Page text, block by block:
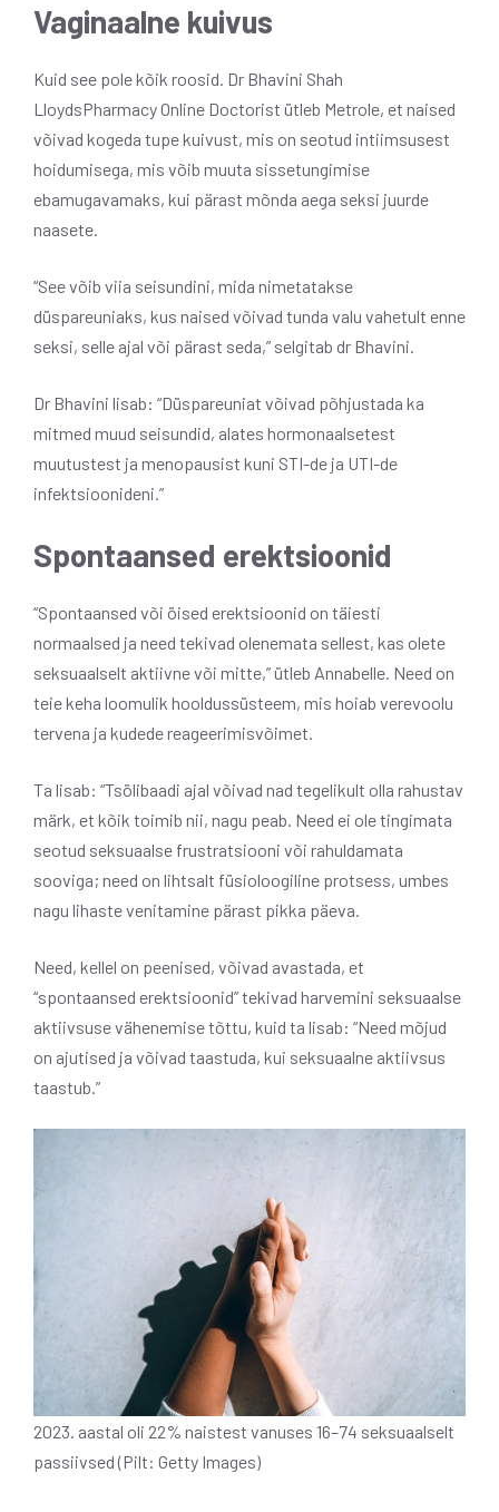
Vaginaalne kuivus
Kuid see pole kõik roosid. Dr Bhavini Shah
LloydsPharmacy Online Doctorist ütleb Metrole, et naised
võivad kogeda tupe kuivust, mis on seotud intiimsusest
hoidumisega, mis võib muuta sissetungimise
ebamugavamaks, kui pärast mõnda aega seksi juurde
naasete.
“See võib viia seisundini, mida nimetatakse
düspareuniaks, kus naised võivad tunda valu vahetult enne
seksi, selle ajal või pärast seda,” selgitab dr Bhavini.
Dr Bhavini lisab: “Düspareuniat võivad põhjustada ka
mitmed muud seisundid, alates hormonaalsetest
muutustest ja menopausist kuni STI-de ja UTI-de
infektsioonideni.”
Spontaansed erektsioonid
“Spontaansed või öised erektsioonid on täiesti
normaalsed ja need tekivad olenemata sellest, kas olete
seksuaalselt aktiivne või mitte,” ütleb Annabelle. Need on
teie keha loomulik hooldussüsteem, mis hoiab verevoolu
tervena ja kudede reageerimisvõimet.
Ta lisab: “Tsölibaadi ajal võivad nad tegelikult olla rahustav
märk, et kõik toimib nii, nagu peab. Need ei ole tingimata
seotud seksuaalse frustratsiooni või rahuldamata
sooviga; need on lihtsalt füsioloogiline protsess, umbes
nagu lihaste venitamine pärast pikka päeva.
Need, kellel on peenised, võivad avastada, et
“spontaansed erektsioonid” tekivad harvemini seksuaalse
aktiivsuse vähenemise tõttu, kuid ta lisab: “Need mõjud
on ajutised ja võivad taastuda, kui seksuaalne aktiivsus
taastub.”
2023. aastal oli 22% naistest vanuses 16–74 seksuaalselt
passiivsed (Pilt: Getty Images)